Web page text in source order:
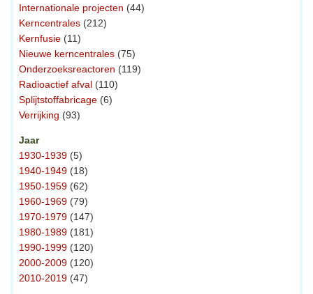
Internationale projecten (44)
Kerncentrales (212)
Kernfusie (11)
Nieuwe kerncentrales (75)
Onderzoeksreactoren (119)
Radioactief afval (110)
Splijtstoffabricage (6)
Verrijking (93)
Jaar
1930-1939 (5)
1940-1949 (18)
1950-1959 (62)
1960-1969 (79)
1970-1979 (147)
1980-1989 (181)
1990-1999 (120)
2000-2009 (120)
2010-2019 (47)